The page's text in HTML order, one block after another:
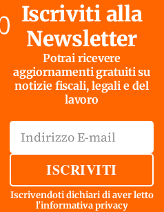
Iscriviti alla
Newsletter
Potrai ricevere
aggiornamenti gratuiti su
notizie fiscali, legali e del
lavoro
ISCRIVITI
Iscrivendoti dichiari di aver letto
l'informativa privacy